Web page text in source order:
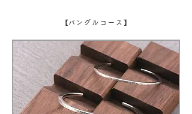
【バングルコース 】